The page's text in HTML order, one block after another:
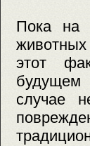
Пока на
этот
будущем
случае